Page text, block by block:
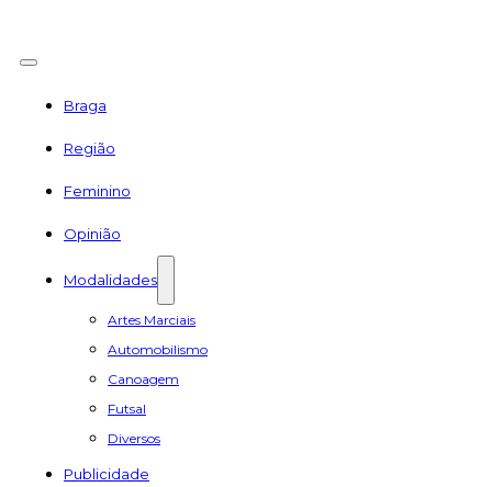
Braga
Região
Feminino
Opinião
Modalidades
Artes Marciais
Automobilismo
Canoagem
Futsal
Diversos
Publicidade